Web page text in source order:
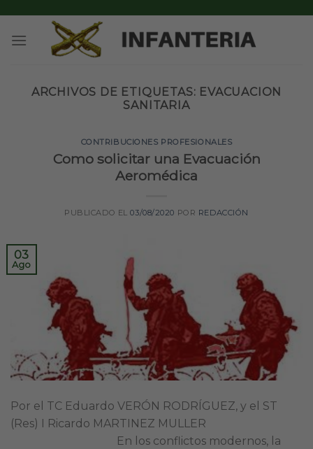
content
ARCHIVOS DE ETIQUETAS: EVACUACION
SANITARIA
CONTRIBUCIONES PROFESIONALES
Como solicitar una Evacuación
Aeromédica
PUBLICADO EL03/08/2020 POR REDACCIÓN
03
Ago
Por el TC Eduardo VERÓN RODRÍGUEZ, y el ST
(Res) I Ricardo MARTINEZ MULLER
En los conflictos modernos, la